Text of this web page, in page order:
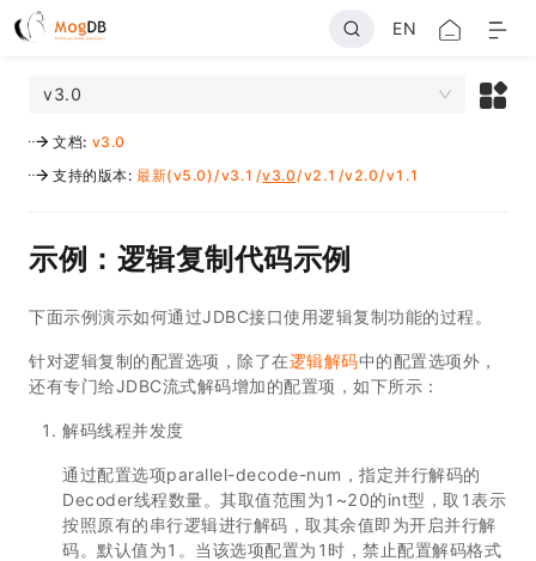
EN
v3.0
文档: v3.0
支持的版本: 最新(v5.0)/v3.1 /v3.0/v2.1 /v2.0/v1.1
示例：逻辑复制代码示例
下面示例演示如何通过JDBC接口使用逻辑复制功能的过程。
针对逻辑复制的配置选项，除了在逻辑解码中的配置选项外，
还有专门给JDBC流式解码增加的配置项，如下所示：
解码线程并发度
通过配置选项parallel-decode-num，指定并行解码的
Decoder线程数量。其取值范围为1~20的int型，取1表示
按照原有的串行逻辑进行解码，取其余值即为开启并行解
码。默认值为1。当该选项配置为1时，禁止配置解码格式